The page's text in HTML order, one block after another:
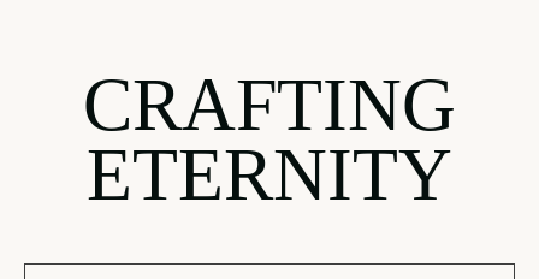
CRAFTING
ETERNITY